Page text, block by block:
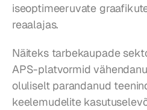
iseoptimeeruvate
reaalajas.
Näiteks tarbekaupade
APS-platvormid
oluliselt parandanud
keelemudelite